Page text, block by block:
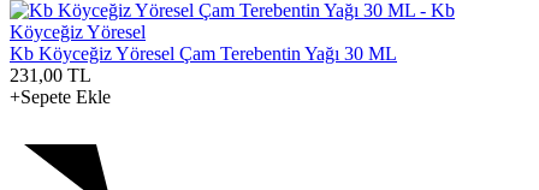
Kb Köyceğiz Yöresel Çam Terebentin Yağı 30 ML
231,00 TL
+Sepete Ekle